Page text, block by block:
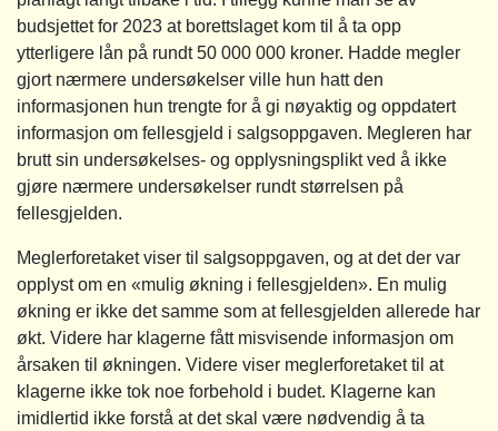
budsjettet for 2023 at borettslaget kom til å ta opp
ytterligere lån på rundt 50 000 000 kroner. Hadde megler
gjort nærmere undersøkelser ville hun hatt den
informasjonen hun trengte for å gi nøyaktig og oppdatert
informasjon om fellesgjeld i salgsoppgaven. Megleren har
brutt sin undersøkelses- og opplysningsplikt ved å ikke
gjøre nærmere undersøkelser rundt størrelsen på
fellesgjelden.
Meglerforetaket viser til salgsoppgaven, og at det der var
opplyst om en «mulig økning i fellesgjelden». En mulig
økning er ikke det samme som at fellesgjelden allerede har
økt. Videre har klagerne fått misvisende informasjon om
årsaken til økningen. Videre viser meglerforetaket til at
klagerne ikke tok noe forbehold i budet. Klagerne kan
imidlertid ikke forstå at det skal være nødvendig å ta